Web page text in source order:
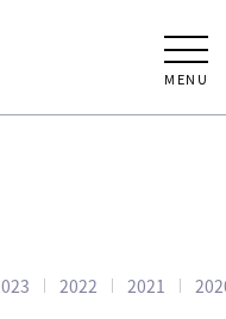
MENU
2022 2021